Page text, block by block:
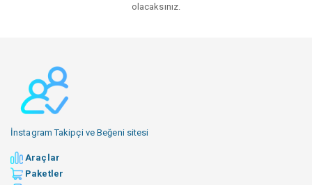
olacaksınız.
İnstagram Takipçi ve Beğeni sitesi
Araçlar
Paketler